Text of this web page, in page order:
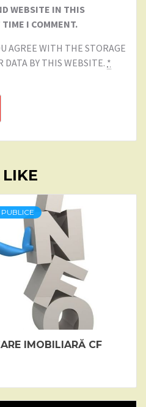
WEBSITE IN THIS
I COMMENT.
AGREE WITH THE STORAGE
DATA BY THIS WEBSITE. *
IMOBILIARĂ CF